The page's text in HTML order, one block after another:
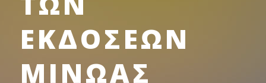
ΕΚΔΟΣΕΩΝ
ΜΙΝΩΑΣ